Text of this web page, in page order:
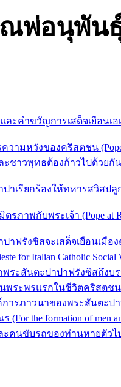
พ่อนุพัน
ละคำขวัญการเสด็จเยือนเ
ามหวังของคริสตชน (Pope
ชาวพุทธต้องก้าวไปด้วยกันเ
เรียกร้องให้ทหารสวิสปลูก
ภาพกับพระเจ้า (Pope at
าฟรังซิสจะเสด็จเยือนเมื
for Italian Catholic Social
พระสันตะปาปาฟรังซิสถึงบ
ระพรแรกในชีวิตคริสตชน
การภาวนาของพระสันตะป
the formation of men and
ขับรถของท่านหายตัวไป